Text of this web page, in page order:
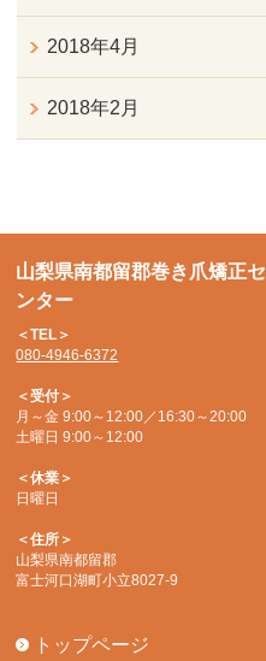
2018年4月
2018年2月
山梨県南都留郡巻き爪矯正セ
ンター
＜TEL＞
080-4946-6372
＜受付＞
月～金 9:00～12:00／16:30～20:00
土曜日 9:00～12:00
＜休業＞
日曜日
＜住所＞
山梨県南都留郡
富士河口湖町小立8027-9
トップページ